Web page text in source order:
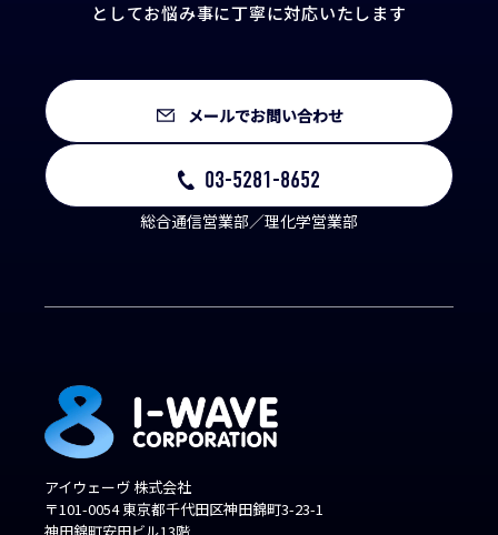
としてお悩み事に丁寧に対応いたします
メールでお問い合わせ
03-5281-8652
総合通信営業部／理化学営業部
アイウェーヴ 株式会社
〒101-0054 東京都千代田区神田錦町3-23-1